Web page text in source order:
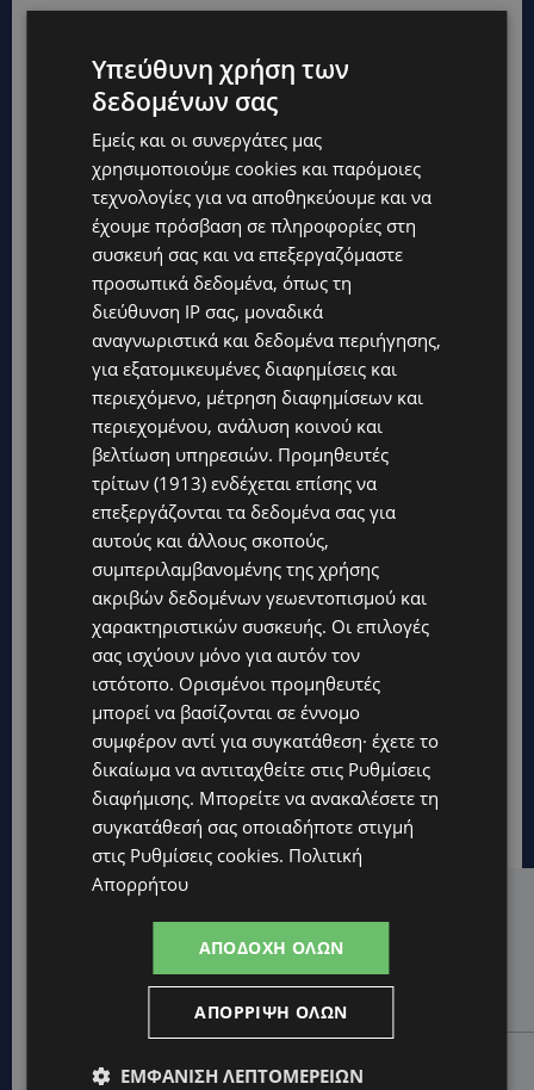
@LARNAKA @PAFOS CYPRUS TOP
ΕΠΙΚΑΙΡΌΤΗΤΑ
ΚΎΠΡΟΣ ΛΕΜΕΣΌΣ
Νέα διεθνής διάκριση και παγκόσμιο ρεκόρ για το
Nissan Qashqai e-POWER
Υπεύθυνη χρήση των
δεδομένων σας
Εμείς και οι συνεργάτες μας
χρησιμοποιούμε cookies και παρόμοιες
τεχνολογίες για να αποθηκεύουμε και να
έχουμε πρόσβαση σε πληροφορίες στη
συσκευή σας και να επεξεργαζόμαστε
προσωπικά δεδομένα, όπως τη
διεύθυνση IP σας, μοναδικά
αναγνωριστικά και δεδομένα περιήγησης,
για εξατομικευμένες διαφημίσεις και
περιεχόμενο, μέτρηση διαφημίσεων και
περιεχομένου, ανάλυση κοινού και
βελτίωση υπηρεσιών. Προμηθευτές
τρίτων (1913) ενδέχεται επίσης να
επεξεργάζονται τα δεδομένα σας για
αυτούς και άλλους σκοπούς,
συμπεριλαμβανομένης της χρήσης
ακριβών δεδομένων γεωεντοπισμού και
χαρακτηριστικών συσκευής. Οι επιλογές
σας ισχύουν μόνο για αυτόν τον
ιστότοπο. Ορισμένοι προμηθευτές
μπορεί να βασίζονται σε έννομο
συμφέρον αντί για συγκατάθεση· έχετε το
δικαίωμα να αντιταχθείτε στις Ρυθμίσεις
διαφήμισης. Μπορείτε να ανακαλέσετε τη
συγκατάθεσή σας οποιαδήποτε στιγμή
στις Ρυθμίσεις cookies. Πολιτική
Απορρήτου
ΑΠΟΔΟΧΉ ΌΛΩΝ
ΑΠΌΡΡΙΨΗ ΌΛΩΝ
ΕΜΦΆΝΙΣΗ ΛΕΠΤΟΜΕΡΕΙΏΝ